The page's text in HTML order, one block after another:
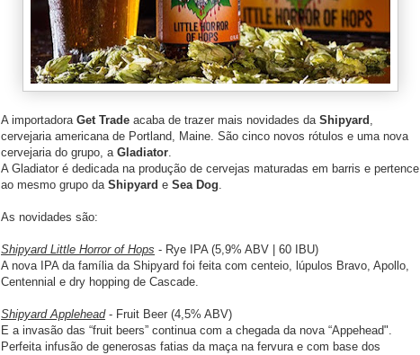
A importadora Get Trade acaba de trazer mais novidades da Shipyard ,
cervejaria americana de Portland, Maine. São cinco novos rótulos e uma nova
cervejaria do grupo, a Gladiator.
A Gladiator é dedicada na produção de cervejas maturadas em barris e pertence
ao mesmo grupo da Shipyard e Sea Dog.
As novidades são:
Shipyard Little Horror of Hops - Rye IPA (5,9% ABV | 60 IBU)
A nova IPA da família da Shipyard foi feita com centeio, lúpulos Bravo, Apollo,
Centennial e dry hopping de Cascade.
Shipyard Applehead- Fruit Beer (4,5% ABV)
E a invasão das “fruit beers” continua com a chegada da nova “Appehead".
Perfeita infusão de generosas fatias da maça na fervura e com base dos